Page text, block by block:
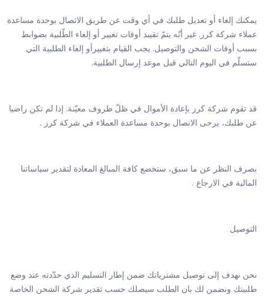
يمكنك إلغاء أو تعديل طلبك في أي وقت عن طريق الاتصال بوحدة مساعدة
عملاء شركة كرز. غير أنّه يتمّ تقييد أوقات تغيير أو إلغاء الطّلبية بضوابط
بسبب أوقات الشحن والتوصيل. يجب القيام بتغييرأو إلغاء الطلبية التي
ستسلّم في اليوم التالي قبل موعد إرسال الطلبية.
قد تقوم شركة كرز بإعادة الأموال في ظلّ ظروف معيّنة. إذا لم تكن راضيا
عن طلبك، يرجى الاتصال بوحدة مساعدة العملاء في شركة كرز .
بصرف النظر عن ما سبق، ستخضع كافة المبالغ المعادة لتقدير سياساتنا
المالية في الارجاع .
التوصيل
نحن نهدف إلى توصيل مشترياتك ضمن إطار التسليم الذي حدّدته عند وضع
طلبيتك ونضمن لك بان الطلب سيصلك حسب تقدير شركة الشحن الخاصة